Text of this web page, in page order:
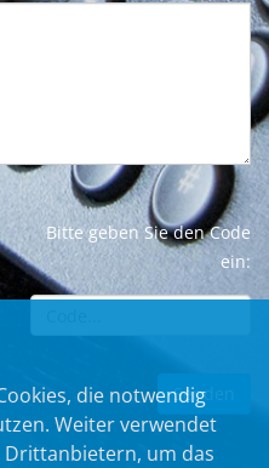
Bitte geben Sie den Code
ein:
die notwendig
Weiter verwendet
Drittanbietern, um das